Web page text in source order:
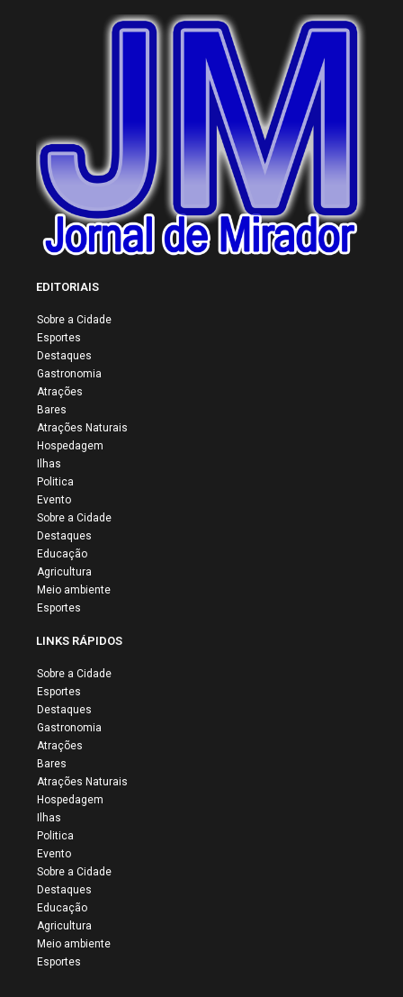
EDITORIAIS
Sobre a Cidade
Esportes
Destaques
Gastronomia
Atrações
Bares
Atrações Naturais
Hospedagem
Ilhas
Politica
Evento
Sobre a Cidade
Destaques
Educação
Agricultura
Meio ambiente
Esportes
LINKS RÁPIDOS
Sobre a Cidade
Esportes
Destaques
Gastronomia
Atrações
Bares
Atrações Naturais
Hospedagem
Ilhas
Politica
Evento
Sobre a Cidade
Destaques
Educação
Agricultura
Meio ambiente
Esportes